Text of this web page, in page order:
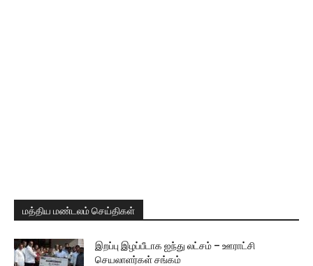
மத்திய மண்டலம் செய்திகள்
இறப்பு இழப்பீடாக ஐந்து லட்சம் – ஊராட்சி
செயலாளர்கள் சங்கம்